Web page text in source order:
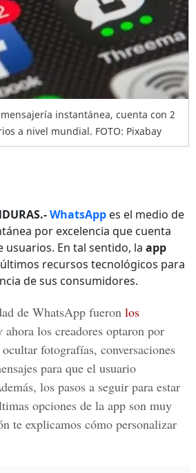
instantánea, cuenta con 2
a nivel mundial. FOTO: Pixabay
WhatsApp es el medio de
por excelencia que cuenta
usuarios. En tal sentido, la app
recursos tecnológicos para
de sus consumidores.
de WhatsApp fueron los
ahora los creadores optaron por
fotografías, conversaciones
para que el usuario
los pasos a seguir para estar
opciones de la app son muy
te explicamos cómo personalizar